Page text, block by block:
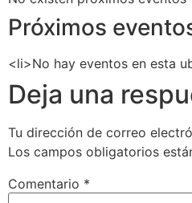
Próximos
<li>No hay eventos en esta
Deja una
Tu dirección de correo
Los campos obligatorios
Comentario *